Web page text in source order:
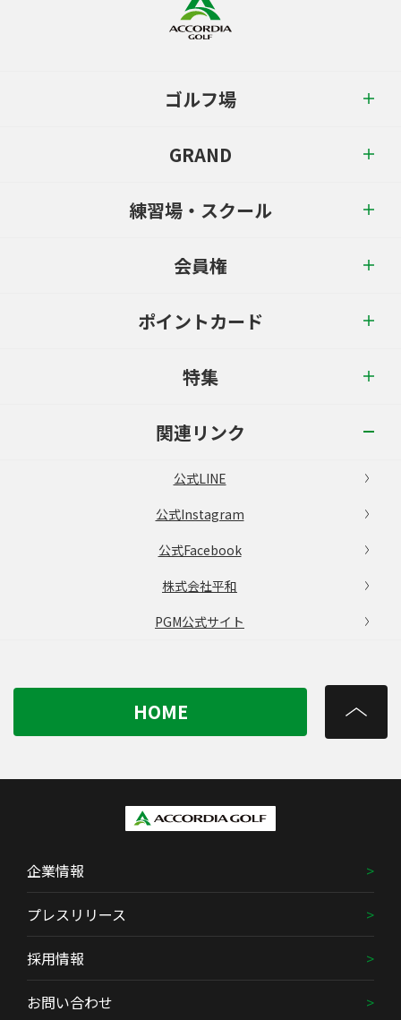
ゴルフ場
GRAND
練習場・スクール
会員権
ポイントカード
特集
関連リンク
公式LINE
公式Instagram
公式Facebook
株式会社平和
PGM公式サイト
HOME
企業情報
プレスリリース
採用情報
お問い合わせ